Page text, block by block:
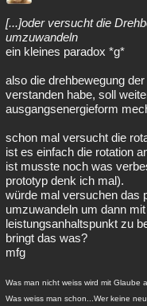
[...]oder versucht die
umzuwandeln
ein kleines paradox *g*
also die drehbewegung
verstanden habe, soll
ausgangsenergieform
schon mal versucht die
ist es einfach die rotation
ist musste noch was
prototyp denk ich mal).
würde mal versuchen das
umzuwandeln um dann
leistungsanhaltspunkt zu
bringt das was?
mfg
Was man nicht weiss wird mit Glaube
Was weiss man schon...Wer keine